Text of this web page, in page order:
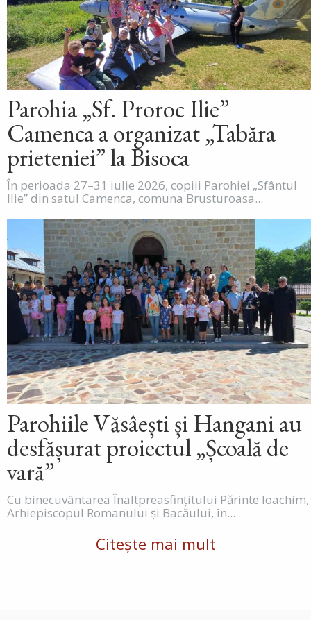
Parohia „Sf. Proroc Ilie”
Camenca a organizat „Tabăra
prieteniei” la Bisoca
În perioada 27–31 iulie 2026, copiii Parohiei „Sfântul
Ilie” din satul Camenca, comuna Brusturoasa...
Parohiile Văsâești și Hangani au
desfășurat proiectul „Școală de
vară”
Cu binecuvântarea Înaltpreasfințitului Părinte Ioachim,
Arhiepiscopul Romanului și Bacăului, în...
Citește mai mult